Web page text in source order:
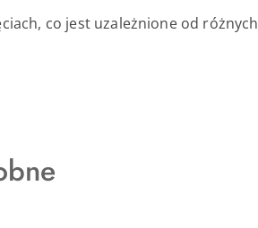
co jest uzależnione od różnych